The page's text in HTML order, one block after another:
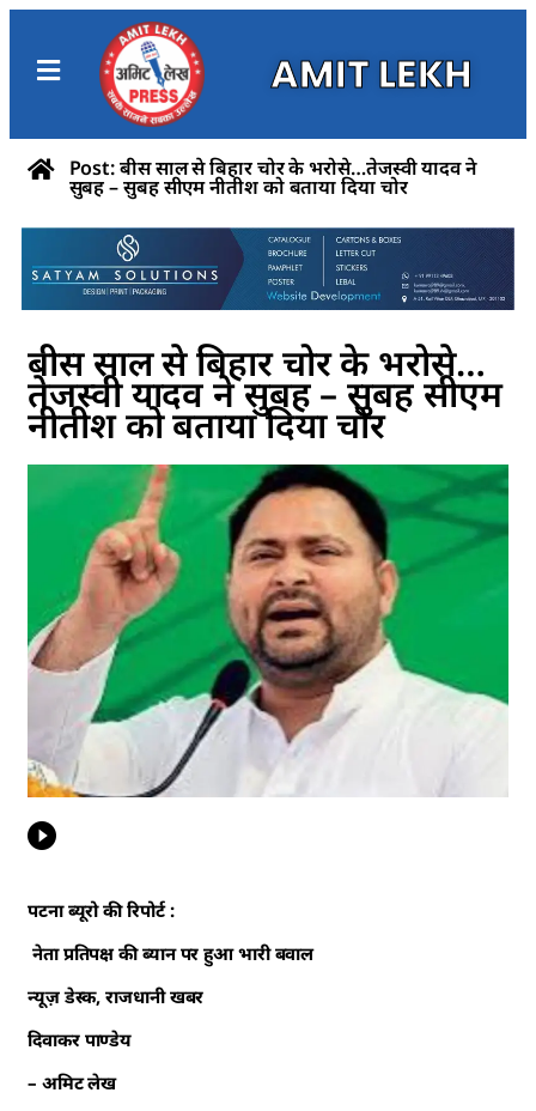
AMIT LEKH
Post: बीस साल से बिहार चोर के भरोसे…तेजस्वी यादव ने
सुबह – सुबह सीएम नीतीश को बताया दिया चोर
बीस साल से बिहार चोर के भरोसे…
तेजस्वी यादव ने सुबह – सुबह सीएम
नीतीश को बताया दिया चोर
पटना ब्यूरो की रिपोर्ट :
नेता प्रतिपक्ष की ब्यान पर हुआ भारी बवाल
न्यूज़ डेस्क, राजधानी खबर
दिवाकर पाण्डेय
– अमिट लेख